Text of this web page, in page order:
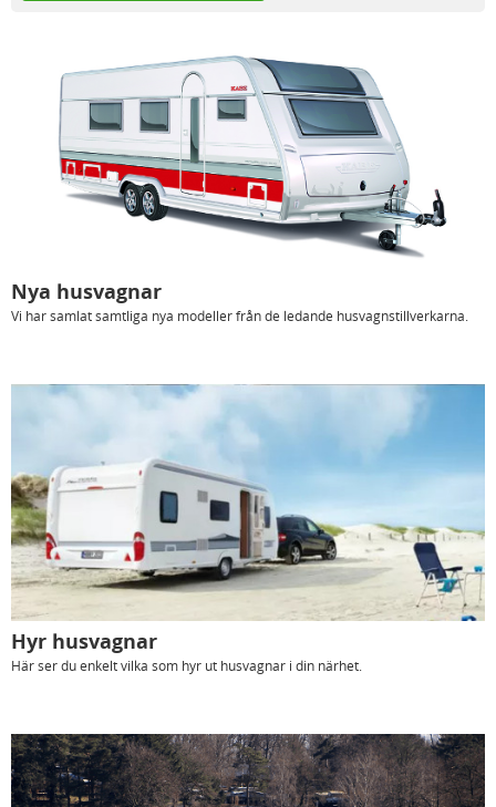
Nya husvagnar
Vi har samlat samtliga nya modeller från de ledande husvagnstillverkarna.
Hyr husvagnar
Här ser du enkelt vilka som hyr ut husvagnar i din närhet.